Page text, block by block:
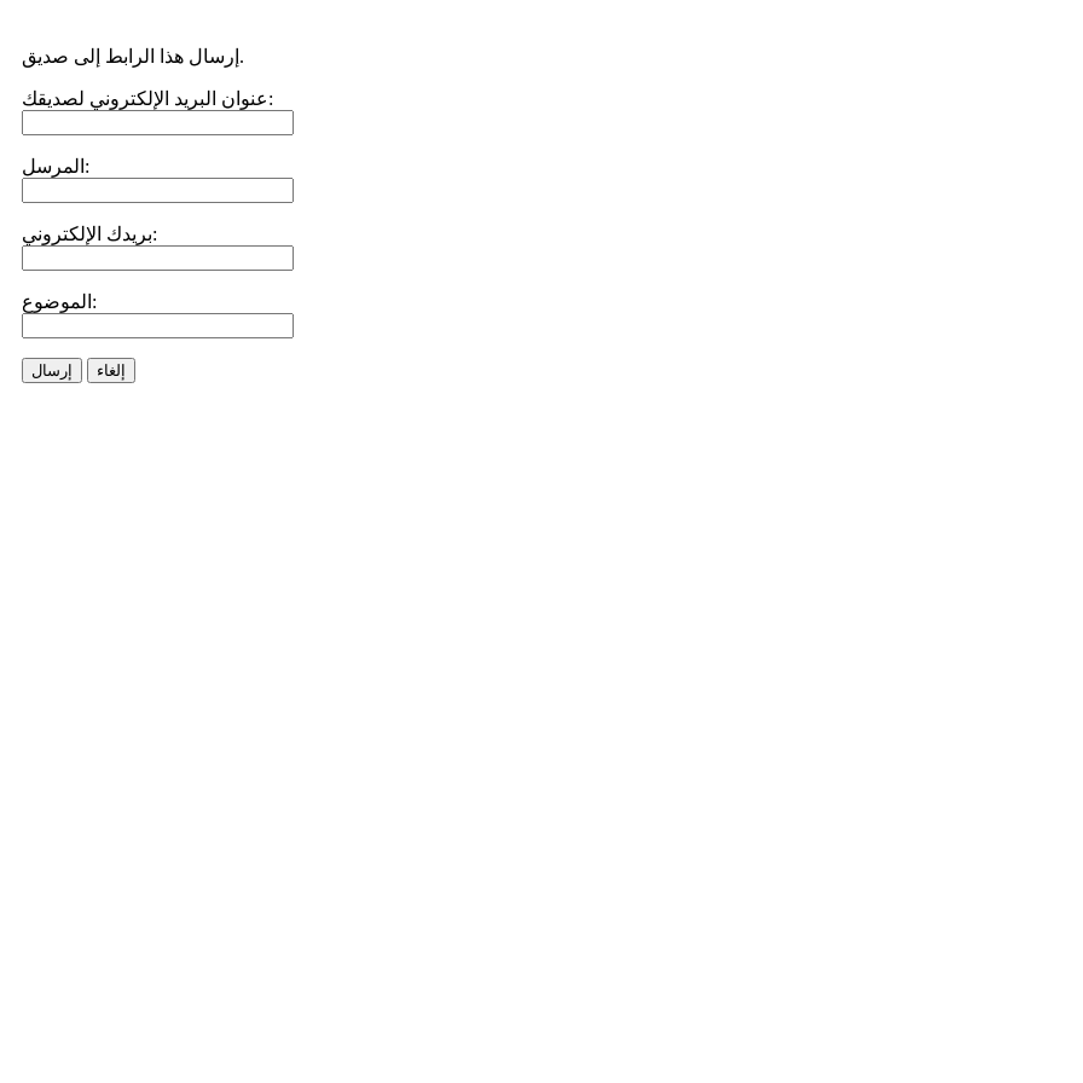
إرسال هذا الرابط إلى صديق.
عنوان البريد الإلكتروني لصديقك:
المرسل:
بريدك الإلكتروني:
الموضوع:
إرسال إلغاء